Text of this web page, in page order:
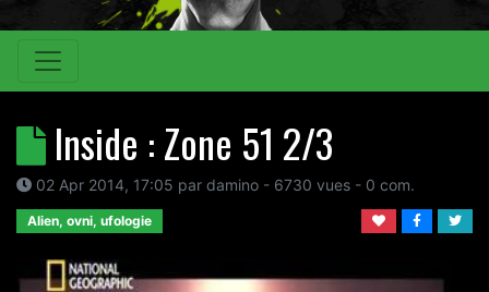
Inside : Zone 51 2/3
02 Apr 2014, 17:05 par damino - 6730 vues - 0 com.
Alien, ovni, ufologie